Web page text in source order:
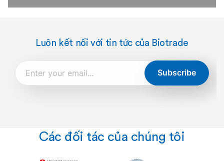
Luôn kết nối với tin tức của Biotrade
Subscribe
Các đối tác của chúng tôi